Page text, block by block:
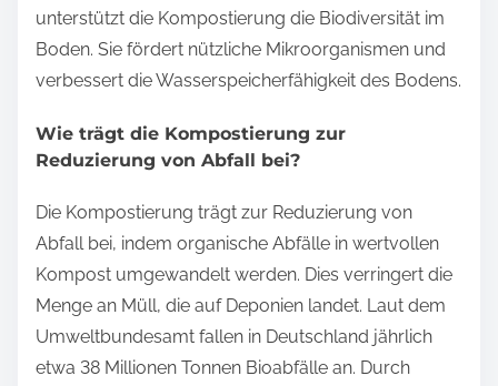
unterstützt die Kompostierung die Biodiversität im
Boden. Sie fördert nützliche Mikroorganismen und
verbessert die Wasserspeicherfähigkeit des Bodens.
Wie trägt die Kompostierung zur
Reduzierung von Abfall bei?
Die Kompostierung trägt zur Reduzierung von
Abfall bei, indem organische Abfälle in wertvollen
Kompost umgewandelt werden. Dies verringert die
Menge an Müll, die auf Deponien landet. Laut dem
Umweltbundesamt fallen in Deutschland jährlich
etwa 38 Millionen Tonnen Bioabfälle an. Durch